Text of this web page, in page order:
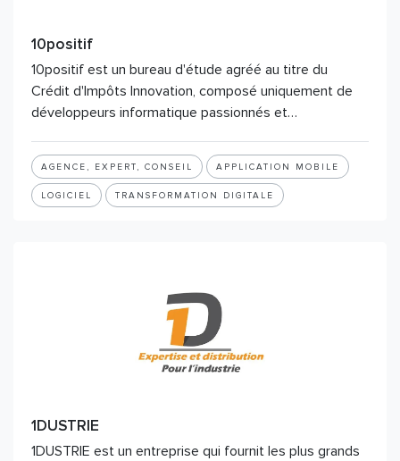
10positif
10positif est un bureau d'étude agréé au titre du
Crédit d'Impôts Innovation, composé uniquement de
développeurs informatique passionnés et…
AGENCE, EXPERT, CONSEIL APPLICATION MOBILE
LOGICIEL TRANSFORMATION DIGITALE
1DUSTRIE
1DUSTRIE est un entreprise qui fournit les plus grands